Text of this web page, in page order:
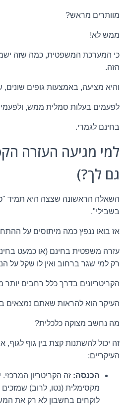
מוותרים מראש?
ממש לא!
כי המערכת המשפטית, כמה שזה
הזה.
והיא מציעה, באמצעות גופים
לפעמים בעלות סמלית ממש,
בחינם לגמרי.
למי מגיעה העזרה
גם לך?)
השאלה הראשונה שצצה היא תמיד
בשבילי".
אז בואו ננפץ כמה מיתוסים על
עזרה משפטית בחינם (או כמעט
רק למי שגר ברחוב ואין לו שקל על
הקריטריונים בדרך כלל רחבים
העיקר הוא להראות שאתם נמצאים
מה נחשב מצוקה כלכלית?
זה יכול להשתנות קצת בין גוף לגוף,
העיקריים:
הכנסה: זה הקריטריון
מקסימלית (נטו, לרוב)
לוקחים בחשבון לא רק את